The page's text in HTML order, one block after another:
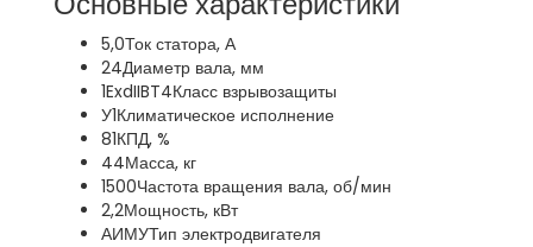
5,0Ток статора, А
24Диаметр вала, мм
1ExdIIBT4Класс взрывозащиты
У1Климатическое исполнение
81КПД, %
44Масса, кг
1500Частота вращения вала, об/мин
2,2Мощность, кВт
АИМУТип электродвигателя